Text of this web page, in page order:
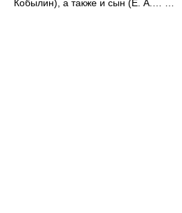
Кобылин), а также и сын (Е. А.… …